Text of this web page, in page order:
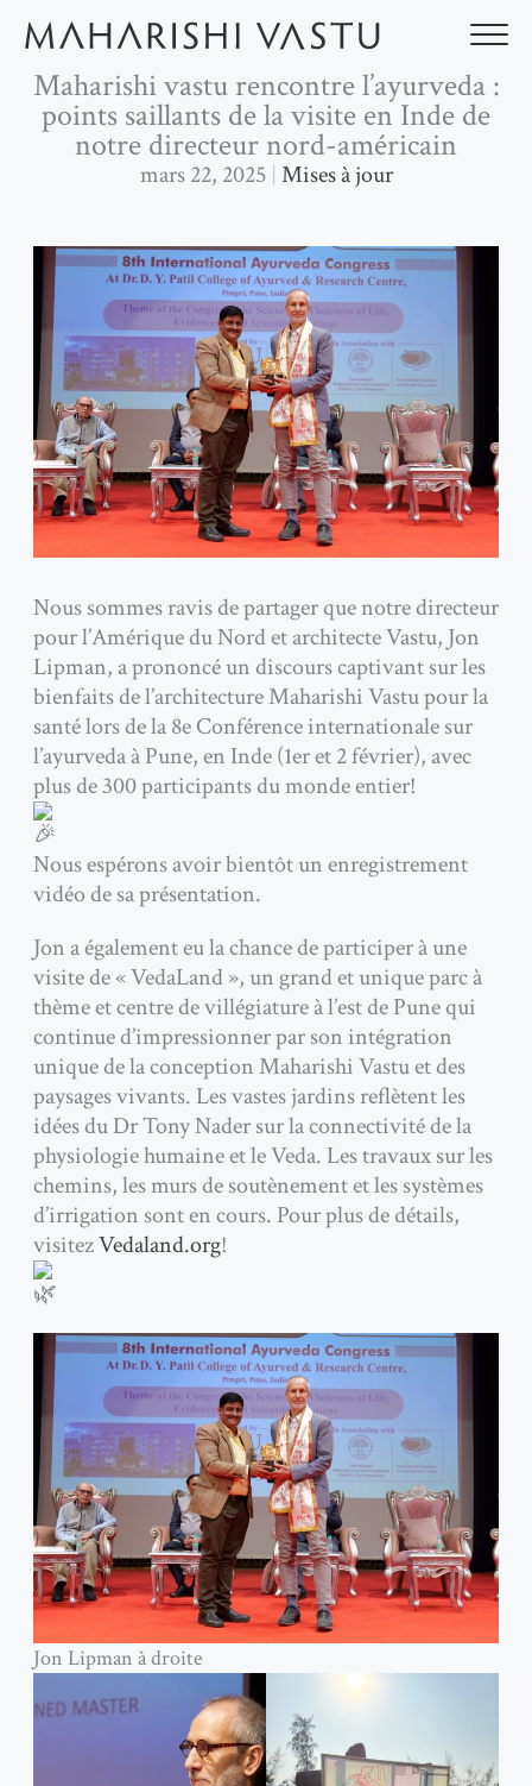
contenuMaharishi vastu rencontre l’ayurveda :
points saillants de la visite en Inde de
notre directeur nord-américain
mars 22, 2025 Mises à jour
Nous sommes ravis de partager que notre directeur
pour l’Amérique du Nord et architecte Vastu, Jon
Lipman, a prononcé un discours captivant sur les
bienfaits de l’architecture Maharishi Vastu pour la
santé lors de la 8e Conférence internationale sur
l’ayurveda à Pune, en Inde (1er et 2 février), avec
plus de 300 participants du monde entier!
Nous espérons avoir bientôt un enregistrement
vidéo de sa présentation.
Jon a également eu la chance de participer à une
visite de « VedaLand », un grand et unique parc à
thème et centre de villégiature à l’est de Pune qui
continue d’impressionner par son intégration
unique de la conception Maharishi Vastu et des
paysages vivants. Les vastes jardins reflètent les
idées du Dr Tony Nader sur la connectivité de la
physiologie humaine et le Veda. Les travaux sur les
chemins, les murs de soutènement et les systèmes
d’irrigation sont en cours. Pour plus de détails,
visitezVedaland.org!
Jon Lipman à droite